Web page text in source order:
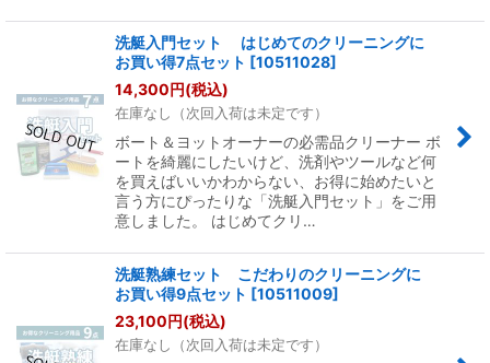
洗艇入門セット はじめてのクリーニングに
お買い得7点セット [10511028]
14,300円(税込)
在庫なし（次回入荷は未定です）
ボート＆ヨットオーナーの必需品クリーナー ボ
ートを綺麗にしたいけど、洗剤やツールなど何
を買えばいいかわからない、お得に始めたいと
言う方にぴったりな「洗艇入門セット」をご用
意しました。 はじめてクリ…
洗艇熟練セット こだわりのクリーニングに
お買い得9点セット [10511009]
23,100円(税込)
在庫なし（次回入荷は未定です）